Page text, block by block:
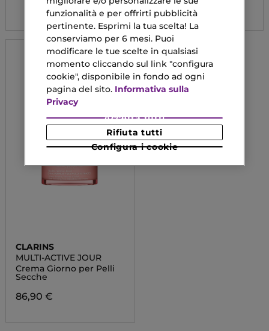
86,90 €
CLARINS
MULTI-ACTIVE JOUR
Crema Giorno per Pelli
Secche
86,90 €
funzionalità e per offrirti pubblicità
pertinente. Esprimi la tua scelta! La
conserviamo per 6 mesi. Puoi
modificare le tue scelte in qualsiasi
momento cliccando sul link "configura
cookie", disponibile in fondo ad ogni
pagina del sito. Informativa sulla
Privacy
Configura i cookie
Rifiuta tutti
Accetta tutti